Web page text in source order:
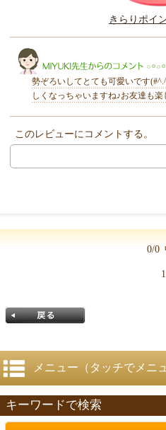
きらりポイ
勢ぞろいしてとても可愛いです
しくなっちゃいますね♪お友達も
このレビューにコメントする。
0/0
1
戻る
メニュー（タッチでメニ
キーワードで検索